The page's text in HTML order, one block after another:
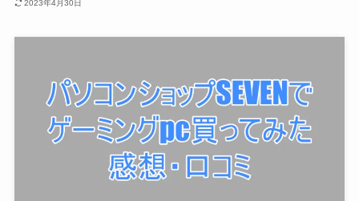
2023年4月30日